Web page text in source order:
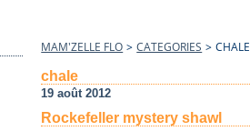
MAM'ZELLE FLO > CATEGORIES > CHALE
chale
19 août 2012
Rockefeller mystery shawl